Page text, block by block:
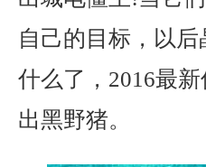
自己的目标，以
什么了，2016最
出黑野猪。